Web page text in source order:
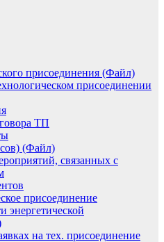
присоединения (Файл)
присоединении
ТП
(Файл)
связанных с
присоединение
энергетической
на тех. присоединение